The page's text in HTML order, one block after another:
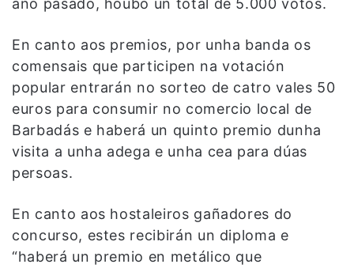
ano pasado, houbo un total de 5.000 votos.
En canto aos premios, por unha banda os
comensais que participen na votación
popular entrarán no sorteo de catro vales 50
euros para consumir no comercio local de
Barbadás e haberá un quinto premio dunha
visita a unha adega e unha cea para dúas
persoas.
En canto aos hostaleiros gañadores do
concurso, estes recibirán un diploma e
“haberá un premio en metálico que